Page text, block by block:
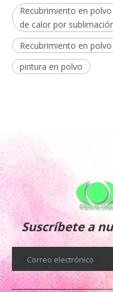
Recubrimiento en
de calor por
Recubrimiento en
pintura en polvo
Suscríbete a
Correo electrónico